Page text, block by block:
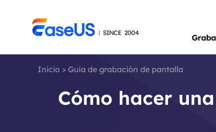
Inicio > Guía de grabación de pantalla
Cómo hacer